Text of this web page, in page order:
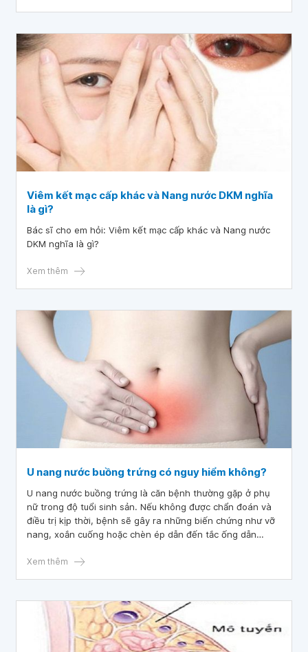
Viêm kết mạc cấp khác và Nang nước DKM nghĩa
là gì?
Bác sĩ cho em hỏi: Viêm kết mạc cấp khác và Nang nước
DKM nghĩa là gì?
Xem thêm
U nang nước buồng trứng có nguy hiểm không?
U nang nước buồng trứng là căn bệnh thường gặp ở phụ
nữ trong độ tuổi sinh sản. Nếu không được chẩn đoán và
điều trị kịp thời, bệnh sẽ gây ra những biến chứng như vỡ
nang, xoắn cuống hoặc chèn ép dẫn đến tắc ống dẫn
chi tiết trong bài viết này nhé.
Xem thêm